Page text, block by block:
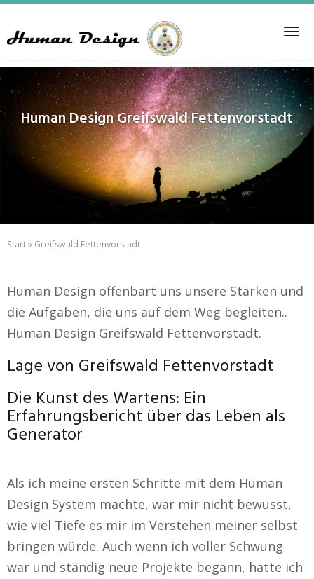
content
Human DesignGreifswald Fettenvorstadt
Start» Greifswald Fettenvorstadt
Human Design offenbart uns unsere Stärken und
die Aufgaben, die uns auf dem Weg begleiten..
Human Design Greifswald Fettenvorstadt.
Lage von Greifswald Fettenvorstadt
Die Kunst des Wartens: Ein
Erfahrungsbericht über das Leben als
Generator
Als ich meine ersten Schritte mit dem Human
Design System machte, war mir nicht bewusst,
wie viel Tiefe es mir im Verstehen meiner selbst
bringen würde. Auch wenn ich voller Schwung
war und ständig neue Projekte begann, hatte ich